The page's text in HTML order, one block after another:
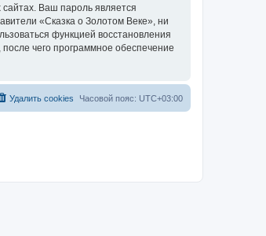
Ваш пароль является
«Сказка о Золотом Веке», ни
функцией восстановления
чего программное обеспечение
Часовой пояс: UTC+03:00
Удалить cookies